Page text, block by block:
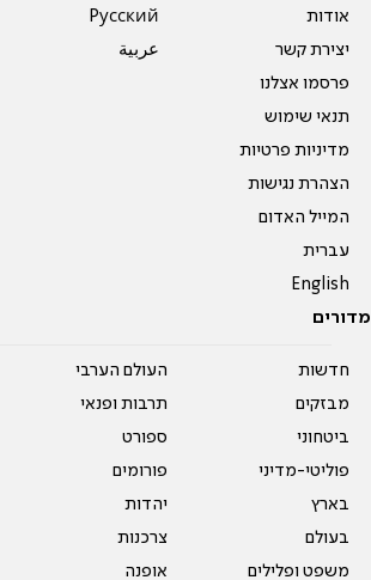
אודות
יצירת קשר
פרסמו אצלנו
תנאי שימוש
מדיניות פרטיות
הצהרת נגישות
המייל האדום
עברית
English
Pусский
عربية
מדורים
חדשות
מבזקים
ביטחוני
פוליטי-מדיני
בארץ
בעולם
משפט ופלילים
העולם הערבי
תרבות ופנאי
ספורט
פורומים
יהדות
צרכנות
אופנה